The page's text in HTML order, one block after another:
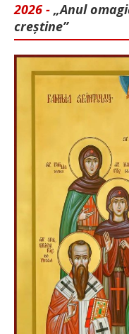
2026 - „Anul
creștine”